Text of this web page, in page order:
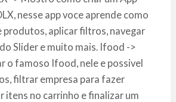
nesse app voce aprende como
aplicar filtros, navegar
Slider e muito mais. Ifood ->
o famoso Ifood, nele e possivel
filtrar empresa para fazer
itens no carrinho e finalizar um